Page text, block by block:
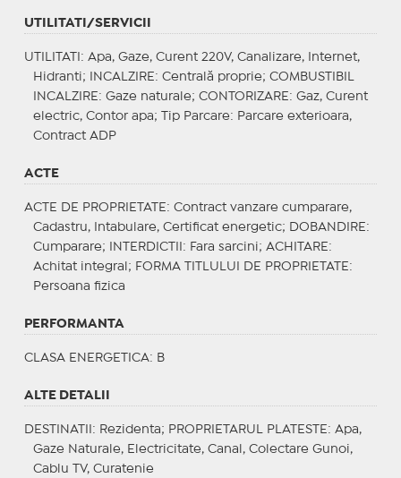
UTILITATI/SERVICII
UTILITATI : Apa, Gaze, Curent 220V, Canalizare, Internet,
Hidranti;
INCALZIRE : Centrală proprie; COMBUSTIBIL
INCALZIRE : Gaze naturale; CONTORIZARE : Gaz, Curent
electric, Contor apa;
Tip Parcare: Parcare exterioara,
Contract ADP
ACTE
ACTE DE PROPRIETATE : Contract vanzare cumparare,
Cadastru, Intabulare, Certificat energetic;
DOBANDIRE :
Cumparare;
INTERDICTII : Fara sarcini; ACHITARE :
Achitat integral; FORMA TITLULUI DE PROPRIETATE :
Persoana fizica
PERFORMANTA
CLASA ENERGETICA: B
ALTE DETALII
DESTINATII : Rezidenta; PROPRIETARUL PLATESTE : Apa,
Gaze Naturale, Electricitate, Canal, Colectare Gunoi,
Cablu TV, Curatenie